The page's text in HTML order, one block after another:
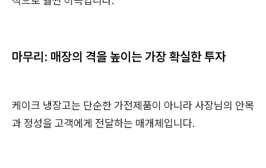
마무리: 매장의 격을 높이는 가장 확실한 투자
케이크 냉장고는 단순한 가전제품이 아니라 사장님의 안목
과 정성을 고객에게 전달하는 매개체입니다.